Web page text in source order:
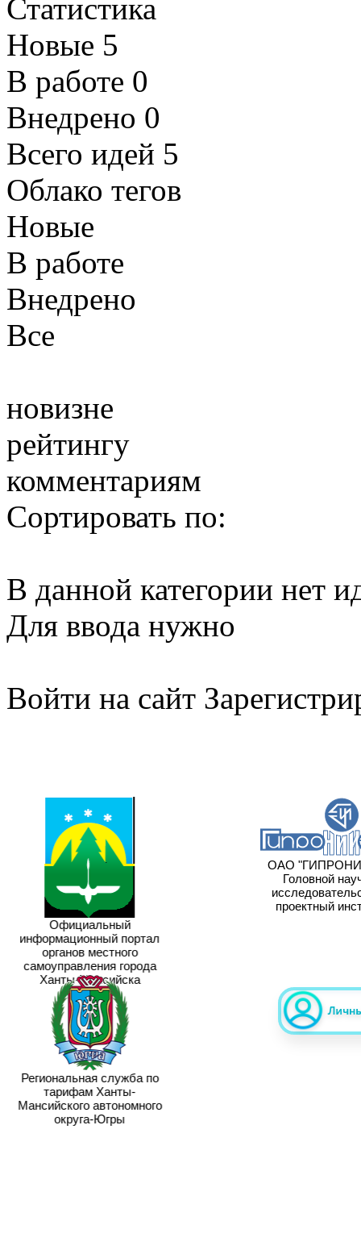
Статистика
Новые 5
В работе 0
Внедрено 0
Всего идей 5
Облако тегов
Новые
В работе
Внедрено
Все
новизне
рейтингу
комментариям
Сортировать по:
В данной категории нет
Для ввода нужно
Войти на сайт
Официальный
информационный портал
органов местного
самоуправления города
Ханты-Мансийска
ОАО
Головной
проектный
Региональная служба по
тарифам Ханты-
Мансийского автономного
округа-Югры